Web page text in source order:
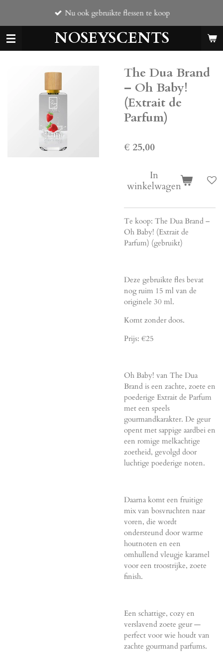
de
hoofdinhoud
NOSEYSCENTS
Nu ook gebruikte flessen te koop
The Dua Brand
– Oh Baby!
(Extrait de
Parfum)
€ 25,00
In
winkelwagen
Te koop: The Dua Brand –
Oh Baby! (Extrait de
Parfum) (gebruikt)
Deze gebruikte fles bevat
nog ruim 15 ml van de
originele 30 ml.
Komt zonder doos.
Prijs: €25
Oh Baby! van The Dua
Brand is een zachte, zoete en
poederige Extrait de Parfum
met een speels
gourmandkarakter. De geur
opent met sappige aardbei en
een romige melkachtige
zoetheid, gevolgd door
luchtige poederige noten.
Daarna komt een fruitige
mix van bosvruchten naar
voren, die wordt
ondersteund door warme
houtnoten en een
omhullend vleugje karamel
voor een troostrijke, zoete
finish.
Een schattige, cozy en
verslavend zoete geur —
perfect voor wie houdt van
zachte gourmand parfums.